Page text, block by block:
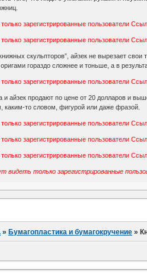
зарегистрированные пользователи
зарегистрированные пользователи
скульпторов”, айзек не вырезает
гораздо сложнее и тоньше, а в
зарегистрированные пользователи
и айзек продают по цене от 20 долларов и
каким-то словом, фигурой или даже фразой.
зарегистрированные пользователи
зарегистрированные пользователи
зарегистрированные пользователи
видеть только зарегистрированные
» Бумагопластика и бумагокручение »